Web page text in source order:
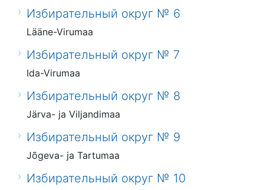
Избирательный округ № 6
Lääne-Virumaa
Избирательный округ № 7
Ida-Virumaa
Избирательный округ № 8
Järva- ja Viljandimaa
Избирательный округ № 9
Jõgeva- ja Tartumaa
Избирательный округ № 10